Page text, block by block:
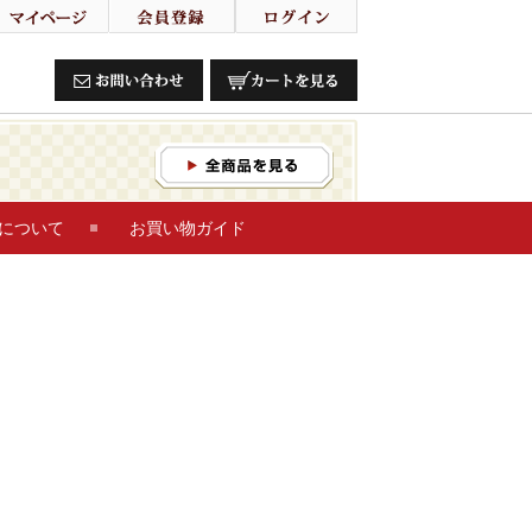
ついて お買い物ガイド